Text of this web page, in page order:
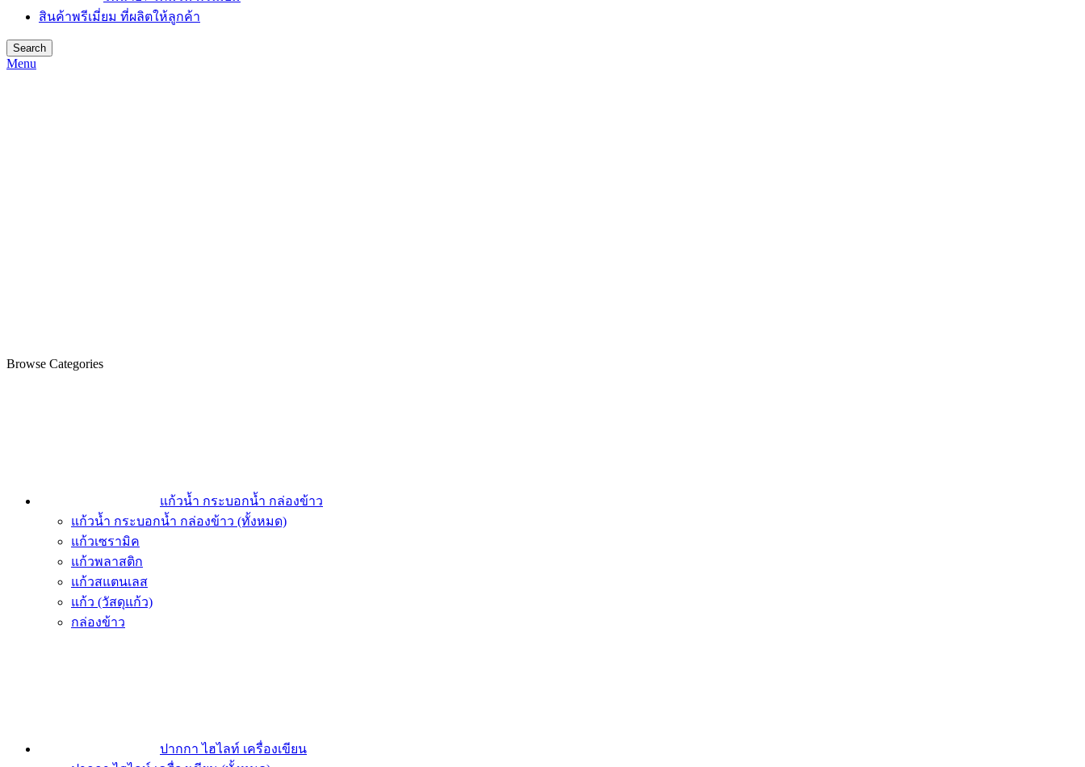
สินค้าพรีเมี่ยม ที่ผลิตให้ลูกค้า
Search
Menu
Browse Categories
แก้วน้ำ กระบอกน้ำ กล่องข้าว
แก้วน้ำ กระบอกน้ำ กล่องข้าว (ทั้งหมด)
แก้วเซรามิค
แก้วพลาสติก
แก้วสแตนเลส
แก้ว (วัสดุแก้ว)
กล่องข้าว
ปากกา ไฮไลท์ เครื่องเขียน